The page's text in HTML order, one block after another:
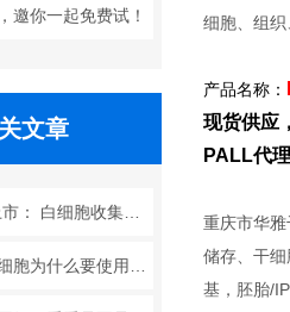
邀你一起免费试！
文章
细胞、组
产品名称：
现货供应
PALL代
重庆市华
储存、干
基，胚胎/